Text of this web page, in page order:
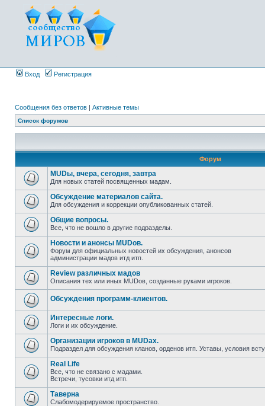
Вход Регистрация
Сообщения без ответов | Активные темы
Список форумов
Форум
MUDы, вчера, сегодня, завтра
Для новых статей посвященных мадам.
Обсуждение материалов сайта.
Для обсуждения и коррекции опубликованных статей.
Общие вопросы.
Все, что не вошло в другие подразделы.
Новости и анонсы MUDов.
Форум для официальных новостей их обсуждения, анонсов
администрации мадов итд итп.
Review различных мадов
Описания тех или иных MUDов, созданные руками игроков.
Обсуждения программ-клиентов.
Интересные логи.
Логи и их обсуждение.
Организации игроков в MUDах.
Подраздел для обсуждения кланов, орденов итп. Уставы, условия
Real Life
Все, что не связано с мадами.
Встречи, тусовки итд итп.
Таверна
Слабомодерируемое пространство.